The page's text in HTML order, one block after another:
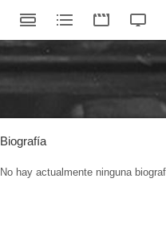
Biografía
No hay actualmente ninguna